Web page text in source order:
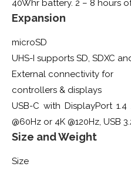
40Whr battery. 2 – 8 hours
Expansion
microSD
UHS-I supports SD, SDXC
External connectivity for
controllers & displays
USB-C with DisplayPort
@60Hz or 4K @120Hz, USB
Size and Weight
Size